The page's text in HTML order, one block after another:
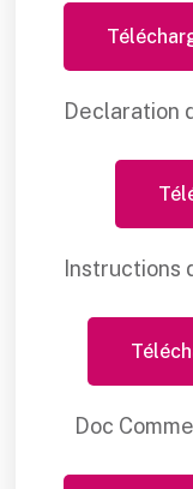
Declaration
Instructions
Doc